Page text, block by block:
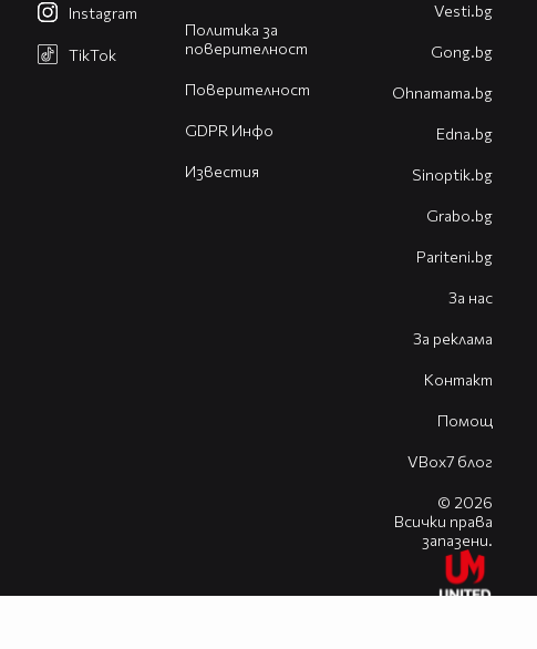
Политика за
поверителност
Поверителност
GDPR Инфо
Известия
Instagram
TikTok
Vesti.bg
Gong.bg
Оhnamama.bg
Edna.bg
Sinoptik.bg
Grabo.bg
Pariteni.bg
За нас
За реклама
Контакт
Помощ
VBox7 блог
© 2026
Всички права
запазени.